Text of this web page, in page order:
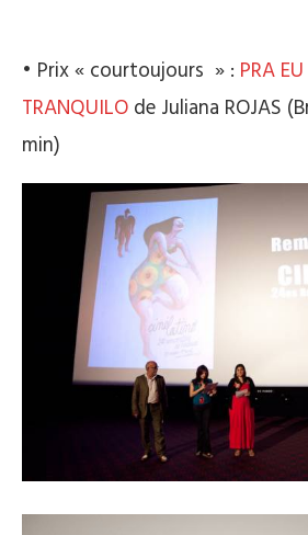
• Prix « courtoujours » : PRA
TRANQUILO de Juliana ROJAS
min)